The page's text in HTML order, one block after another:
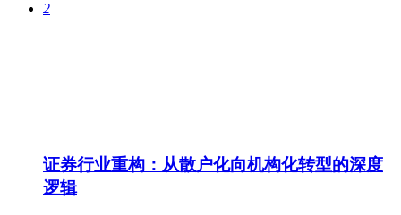
2
证券行业重构：从散户化向机构化转型的深度
逻辑